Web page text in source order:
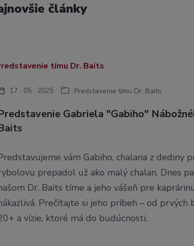
články
Gabriela "Gabiho"
17 05 2025 Predstavenie tímu Dr. Baits
vám Gabiho, chalana z dediny
prepadol už ako malý chalan. Dnes
Dr. Baits tíme a jeho vášeň pre
Prečítajte si jeho príbeh – od prvých
a vízie, ktoré má do budúcnosti.